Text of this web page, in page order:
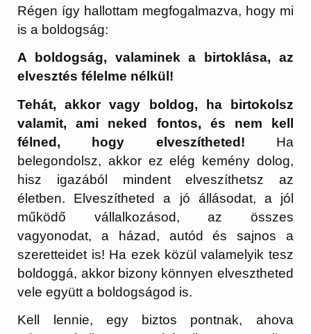
Régen így hallottam megfogalmazva, hogy mi
is a boldogság:
A boldogság, valaminek a birtoklása, az
elvesztés félelme nélkül!
Tehát, akkor vagy boldog, ha birtokolsz
valamit, ami neked fontos, és nem kell
félned, hogy elveszítheted! Ha
belegondolsz, akkor ez elég kemény dolog,
hisz igazából mindent elveszíthetsz az
életben. Elveszítheted a jó állásodat, a jól
működő vállalkozásod, az összes
vagyonodat, a házad, autód és sajnos a
szeretteidet is! Ha ezek közül valamelyik tesz
boldoggá, akkor bizony könnyen elvesztheted
vele együtt a boldogságod is.
Kell lennie, egy biztos pontnak, ahova